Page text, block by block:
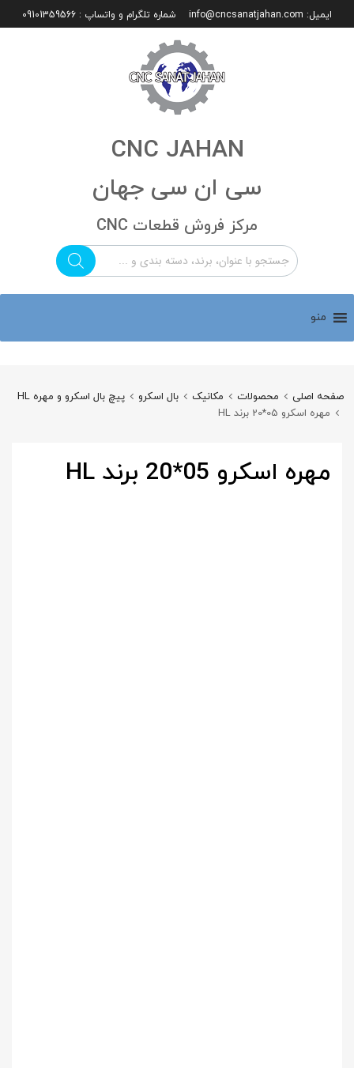
ایمیل: info@cncsanatjahan.com شماره تلگرام و واتساپ : 09101359566
CNC JAHAN
سی ان سی جهان
مرکز فروش قطعات CNC
منو
صفحه اصلی محصولات مکانیک بال اسکرو
پیچ بال اسکرو و مهره HL
مهره اسکرو 05*20 برند HL
مهره اسکرو 05*20 برند HL